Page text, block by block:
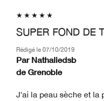
SUPER FOND DE
Rédigé le 07/10/2019
Par Nathaliedsb
de Grenoble
J'ai la peau sèche et la